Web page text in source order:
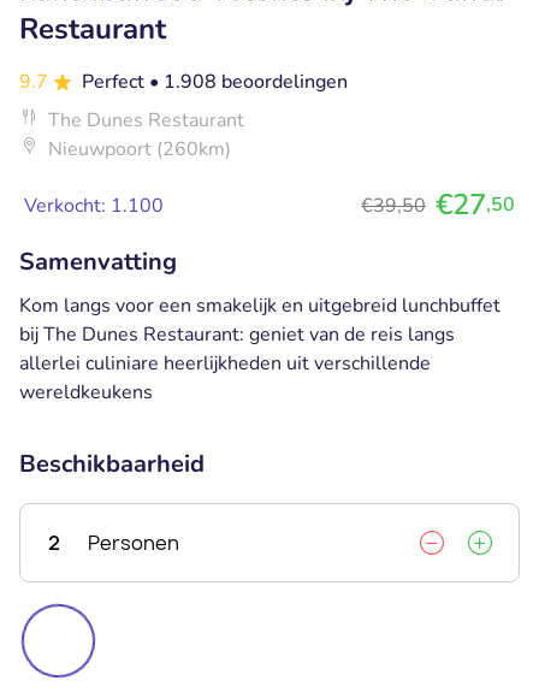
Restaurant
9.7 Perfect • 1.908 beoordelingen
The Dunes Restaurant
Nieuwpoort (260km)
Verkocht: 1.100 €39,50 €27,50
Samenvatting
Kom langs voor een smakelijk en uitgebreid lunchbuffet
bij The Dunes Restaurant: geniet van de reis langs
allerlei culiniare heerlijkheden uit verschillende
wereldkeukens
Beschikbaarheid
2 Personen